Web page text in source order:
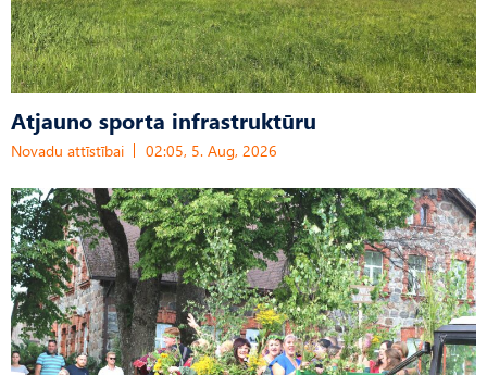
Atjauno sporta infrastruktūru
Novadu attīstībai 02:05, 5. Aug, 2026